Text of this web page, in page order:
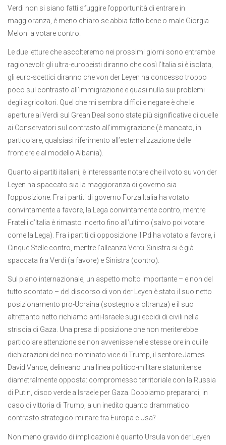
Verdi non si siano fatti sfuggire l’opportunità di entrare in
maggioranza, è meno chiaro se abbia fatto bene o male Giorgia
Meloni a votare contro.
Le due letture che ascolteremo nei prossimi giorni sono entrambe
ragionevoli: gli ultra-europeisti diranno che così l’Italia si è isolata,
gli euro-scettici diranno che von der Leyen ha concesso troppo
poco sul contrasto all’immigrazione e quasi nulla sui problemi
degli agricoltori. Quel che mi sembra difficile negare è che le
aperture ai Verdi sul Grean Deal sono state più significative di quelle
ai Conservatori sul contrasto all’immigrazione (è mancato, in
particolare, qualsiasi riferimento all’esternalizzazione delle
frontiere e al modello Albania).
Quanto ai partiti italiani, è interessante notare che il voto su von der
Leyen ha spaccato sia la maggioranza di governo sia
l’opposizione. Fra i partiti di governo Forza Italia ha votato
convintamente a favore, la Lega convintamente contro, mentre
Fratelli d’Italia è rimasto incerto fino all’ultimo (salvo poi votare
come la Lega). Fra i partiti di opposizione il Pd ha votato a favore, i
Cinque Stelle contro, mentre l’alleanza Verdi-Sinistra si è già
spaccata fra Verdi (a favore) e Sinistra (contro).
Sul piano internazionale, un aspetto molto importante – e non del
tutto scontato – del discorso di von der Leyen è stato il suo netto
posizionamento pro-Ucraina (sostegno a oltranza) e il suo
altrettanto netto richiamo anti-Israele sugli eccidi di civili nella
striscia di Gaza. Una presa di posizione che non meriterebbe
particolare attenzione se non avvenisse nelle stesse ore in cui le
dichiarazioni del neo-nominato vice di Trump, il sentore James
David Vance, delineano una linea politico-militare statunitense
diametralmente opposta: compromesso territoriale con la Russia
di Putin, disco verde a Israele per Gaza. Dobbiamo prepararci, in
caso di vittoria di Trump, a un inedito quanto drammatico
contrasto strategico-militare fra Europa e Usa?
Non meno gravido di implicazioni è quanto Ursula von der Leyen